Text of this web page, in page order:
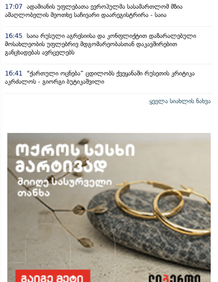
17:07 ადამიანის უფლებათა ევროპულმა სასამართლომ მზია
ამაღლობელის მეოთხე საჩივარი დაარეგისტრირა - საია
16:45 საია რუსული აგრესიისა და კონფლიქტით დაზარალებული
მოსახლეობის უფლებრივ მდგომარეობასთან დაკავშირებით
განცხადებას ავრცელებს
16:41
"ქართული ოცნება“ ცდილობს ქვეყანაში რუსეთის კრიტიკა
აკრძალოს - გიორგი ბუტიკაშვილი
ყველა სიახლის ნახვა